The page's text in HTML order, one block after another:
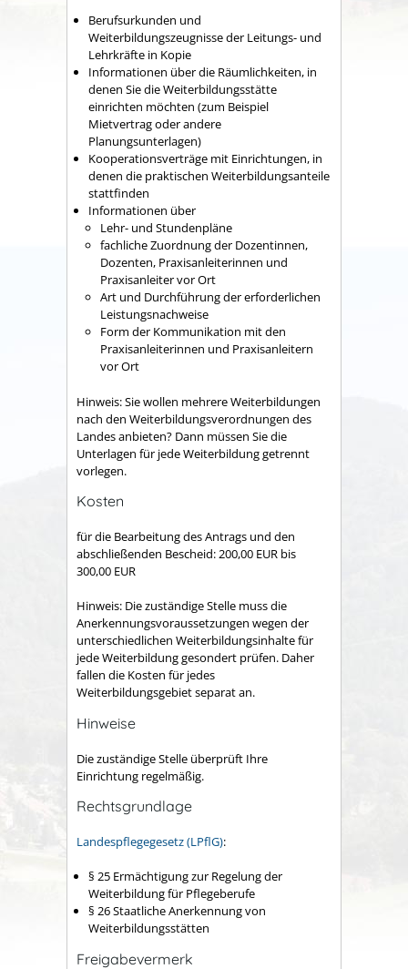
Berufsurkunden und
Weiterbildungszeugnisse der Leitungs- und
Lehrkräfte in Kopie
Informationen über die Räumlichkeiten, in
denen Sie die Weiterbildungsstätte
einrichten möchten (zum Beispiel
Mietvertrag oder andere
Planungsunterlagen)
Kooperationsverträge mit Einrichtungen, in
denen die praktischen Weiterbildungsanteile
stattfinden
Informationen über
Lehr- und Stundenpläne
fachliche Zuordnung der Dozentinnen,
Dozenten, Praxisanleiterinnen und
Praxisanleiter vor Ort
Art und Durchführung der erforderlichen
Leistungsnachweise
Form der Kommunikation mit den
Praxisanleiterinnen und Praxisanleitern
vor Ort
Hinweis: Sie wollen mehrere Weiterbildungen
nach den Weiterbildungsverordnungen des
Landes anbieten? Dann müssen Sie die
Unterlagen für jede Weiterbildung getrennt
vorlegen.
Kosten
für die Bearbeitung des Antrags und den
abschließenden Bescheid: 200,00 EUR bis
300,00 EUR
Hinweis: Die zuständige Stelle muss die
Anerkennungsvoraussetzungen wegen der
unterschiedlichen Weiterbildungsinhalte für
jede Weiterbildung gesondert prüfen. Daher
fallen die Kosten für jedes
Weiterbildungsgebiet separat an.
Hinweise
Die zuständige Stelle überprüft Ihre
Einrichtung regelmäßig.
Rechtsgrundlage
Landespflegegesetz (LPflG):
§ 25 Ermächtigung zur Regelung der
Weiterbildung für Pflegeberufe
§ 26Staatliche Anerkennung von
Weiterbildungsstätten
Freigabevermerk